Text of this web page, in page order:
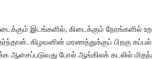
இடங்களில், கிடைக்கும் நேரங்களில்
கிழவனின் மரணத்துக்குப் பிறகு
ஆசைப்படுவது போல் ஆங்கிலக் கடலில்